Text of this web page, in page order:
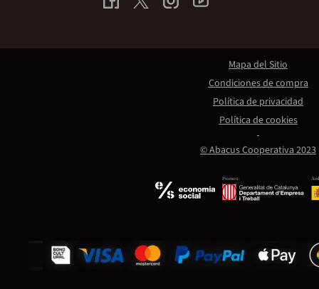
Promou:
© Abacus Cooperativa 2023
Mapa del Sitio
Condiciones de compra
Política de privacidad
Política de cookies